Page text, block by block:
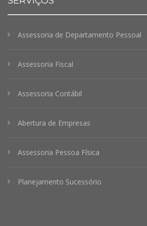
Assessoria de Departamento Pessoal
Assessoria Fiscal
Assessoria Contábil
Abertura de Empresas
Assessoria Pessoa Física
Planejamento Sucessório